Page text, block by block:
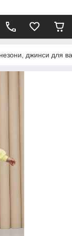
джинси для